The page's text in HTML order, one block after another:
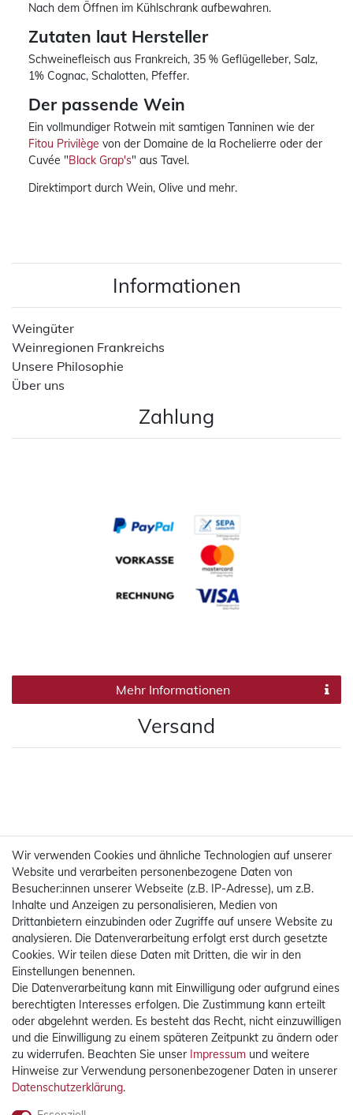
Nach dem Öffnen im Kühlschrank aufbewahren.
Zutaten laut Hersteller
Schweinefleisch aus Frankreich, 35 % Geflügelleber, Salz,
1% Cognac, Schalotten, Pfeffer.
Der passende Wein
Ein vollmundiger Rotwein mit samtigen Tanninen wie der
Fitou Privilège von der Domaine de la Rochelierre oder der
Cuvée "Black Grap's" aus Tavel.
Direktimport durch Wein, Olive und mehr.
Informationen
Weingüter
Weinregionen Frankreichs
Unsere Philosophie
Über uns
Zahlung
Mehr Informationen
Versand
Mehr Informationen
Rechtliches
Widerrufsrecht
Widerrufsformular
Wir verwenden Cookies und ähnliche Technologien auf unserer
Website und verarbeiten personenbezogene Daten von
Besucher:innen unserer Webseite (z.B. IP-Adresse), um z.B.
Inhalte und Anzeigen zu personalisieren, Medien von
Drittanbietern einzubinden oder Zugriffe auf unsere Website zu
analysieren. Die Datenverarbeitung erfolgt erst durch gesetzte
Cookies. Wir teilen diese Daten mit Dritten, die wir in den
Einstellungen benennen.
Die Datenverarbeitung kann mit Einwilligung oder aufgrund eines
berechtigten Interesses erfolgen. Die Zustimmung kann erteilt
oder abgelehnt werden. Es besteht das Recht, nicht einzuwilligen
und die Einwilligung zu einem späteren Zeitpunkt zu ändern oder
zu widerrufen. Beachten Sie unser Impressum und weitere
Hinweise zur Verwendung personenbezogener Daten in unserer
Daten­schutz­erklärung.